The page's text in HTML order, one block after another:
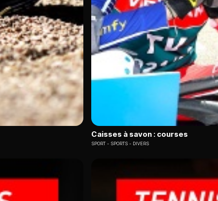
Caisses à savon : courses
SPORT SPORTS - DIVERS